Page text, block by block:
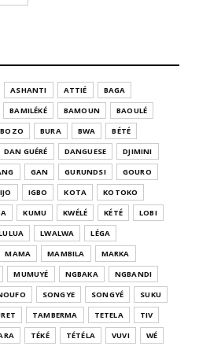
ASHANTI ATTIÉ
BAGA
BAMILÉKÉ BAMOUN
BAOULÉ
BOZO BURA BWA
BÉTÉ
DAN GUÉRÉ DANGUESE
DJIMINI
GAN GURUNDSI
GOURO
IJO IGBO KOTA
KOTOKO
KUMU KWÉLÉ KÉTÉ
LOBI
LWALWA
LÉGA
MAMA MAMBILA
MARKA
MUMUYÉ NGBAKA
NGBANDI
SONGYE SONGYÉ
SUKU
TAMBERMA TETELA
TIV
TÉKÉ TÉTÉLA VUVI
WÉ